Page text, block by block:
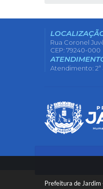
Prefeitura de Jardim
Rua Coronel
CEP: 79240-000
Atendimento: 2ª